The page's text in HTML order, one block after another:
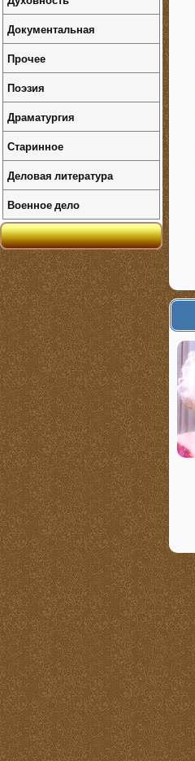
Документальная
Прочее
Поэзия
Драматургия
Старинное
Деловая литература
Военное дело